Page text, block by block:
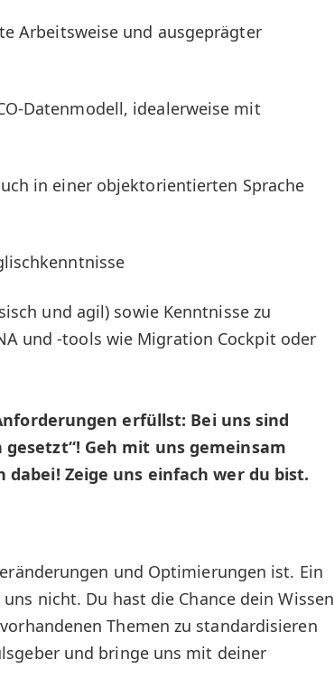
Arbeitsweise und ausgeprägter
Datenmodell, idealerweise mit
in einer objektorientierten Sprache
und agil) sowie Kenntnisse zu
und -tools wie Migration Cockpit oder
erfüllst: Bei uns sind
Geh mit uns gemeinsam
Zeige uns einfach wer du bist.
und Optimierungen ist. Ein
nicht. Du hast die Chance dein Wissen
Themen zu standardisieren
und bringe uns mit deiner